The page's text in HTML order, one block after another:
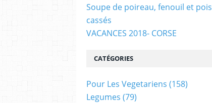
Soupe de poireau, fenouil et pois
cassés
VACANCES 2018- CORSE
CATÉGORIES
Pour Les Vegetariens (158)
Legumes (79)